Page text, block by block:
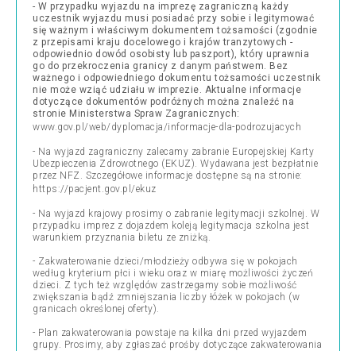
- W przypadku wyjazdu na imprezę zagraniczną każdy
uczestnik wyjazdu musi posiadać przy sobie i legitymować
się ważnym i właściwym dokumentem tożsamości (zgodnie
z przepisami kraju docelowego i krajów tranzytowych -
odpowiednio dowód osobisty lub paszport), który uprawnia
go do przekroczenia granicy z danym państwem. Bez
ważnego i odpowiedniego dokumentu tożsamości uczestnik
nie może wziąć udziału w imprezie. Aktualne informacje
dotyczące dokumentów podróżnych można znaleźć na
stronie Ministerstwa Spraw Zagranicznych:
www.gov.pl/web/dyplomacja/informacje-dla-podrozujacych
- Na wyjazd zagraniczny zalecamy zabranie Europejskiej Karty
Ubezpieczenia Zdrowotnego (EKUZ). Wydawana jest bezpłatnie
przez NFZ. Szczegółowe informacje dostępne są na stronie:
https://pacjent.gov.pl/ekuz
- Na wyjazd krajowy prosimy o zabranie legitymacji szkolnej. W
przypadku imprez z dojazdem koleją legitymacja szkolna jest
warunkiem przyznania biletu ze zniżką.
- Zakwaterowanie dzieci/młodzieży odbywa się w pokojach
według kryterium płci i wieku oraz w miarę możliwości życzeń
dzieci. Z tych też względów zastrzegamy sobie możliwość
zwiększania bądź zmniejszania liczby łóżek w pokojach (w
granicach określonej oferty).
- Plan zakwaterowania powstaje na kilka dni przed wyjazdem
grupy. Prosimy, aby zgłaszać prośby dotyczące zakwaterowania